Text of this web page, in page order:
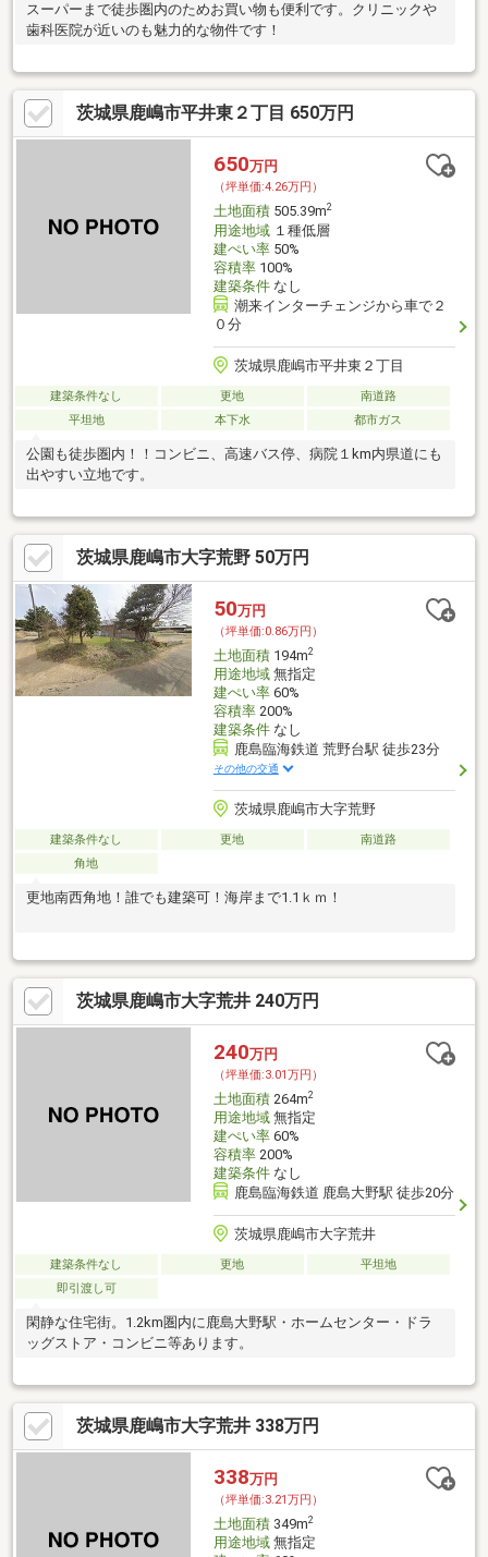
スーパーまで徒歩圏内のためお買い物も便利です。クリニックや
歯科医院が近いのも魅力的な物件です！
茨城県鹿嶋市平井東２丁目 650万円
650万円
（坪単価:4.26万円）
土地面積505.39m2
用途地域１種低層
建ぺい率50%
容積率100%
建築条件なし
潮来インターチェンジから車で２
０分
茨城県鹿嶋市平井東２丁目
建築条件なし 更地
南道路
平坦地
本下水 都市ガス
公園も徒歩圏内！！コンビニ、高速バス停、病院１km内県道にも
出やすい立地です。
茨城県鹿嶋市大字荒野 50万円
50万円
（坪単価:0.86万円）
土地面積194m2
用途地域無指定
建ぺい率60%
容積率200%
建築条件なし
鹿島臨海鉄道 荒野台駅 徒歩23分
その他の交通
茨城県鹿嶋市大字荒野
建築条件なし 更地
南道路
角地
更地南西角地！誰でも建築可！海岸まで1.1ｋｍ！
茨城県鹿嶋市大字荒井 240万円
240万円
（坪単価:3.01万円）
土地面積264m2
用途地域無指定
建ぺい率60%
容積率200%
建築条件なし
鹿島臨海鉄道 鹿島大野駅 徒歩20分
茨城県鹿嶋市大字荒井
建築条件なし 更地
平坦地
即引渡し可
閑静な住宅街。1.2km圏内に鹿島大野駅・ホームセンター・ドラ
ッグストア・コンビニ等あります。
茨城県鹿嶋市大字荒井 338万円
338万円
（坪単価:3.21万円）
土地面積349m2
用途地域無指定